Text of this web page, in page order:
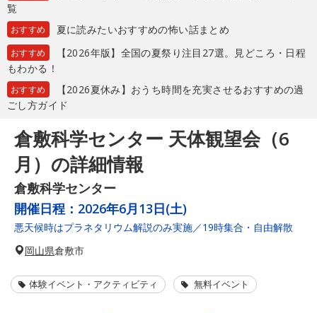
覧
おすすめ 夏に読みたいおすすめの怖い話まとめ
おすすめ
【2026年版】全国の夏祭り注目27選。見どころ・日程
もわかる！
おすすめ
【2026夏休み】おうち時間を充実させるおすすめの過
ごし方ガイド
倉敷科学センター 天体観望会（6
月）の詳細情報
倉敷科学センター
開催日程： 2026年6月13日(土)
悪天候時はプラネタリウム解説のみ実施／19時集合・自由解散
岡山県倉敷市
体験イベント・アクティビティ 無料イベント